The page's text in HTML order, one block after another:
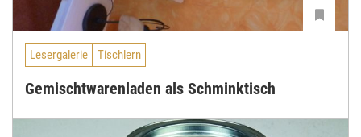
Lesergalerie Tischlern
Gemischtwarenladen als Schminktisch